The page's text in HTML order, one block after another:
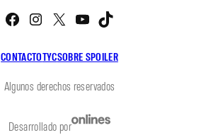
CONTACTOTYCSOBRE SPOILER
Facebook
Instagram
X YouTube
Algunos derechos reservados
Desarrollado por